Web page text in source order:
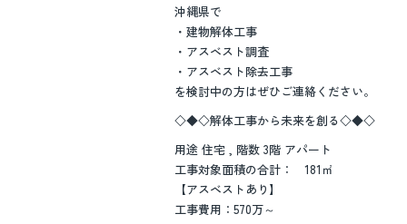
沖縄県で
・建物解体工事
・アスベスト調査
・アスベスト除去工事
を検討中の方はぜひご連絡ください。
◇◆◇解体工事から未来を創る◇◆◇
用途 住宅 , 階数 3階 アパート
工事対象面積の合計： 181㎡
【アスベストあり】
工事費用：570万～